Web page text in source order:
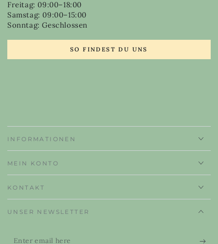
Freitag: 09:00–18:00
Samstag: 09:00–15:00
Sonntag: Geschlossen
SO FINDEST DU UNS
INFORMATIONEN
MEIN KONTO
KONTAKT
UNSER NEWSLETTER
Enter